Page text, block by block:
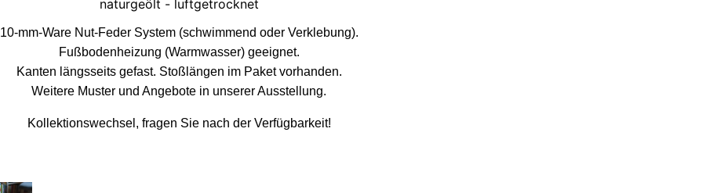
naturgeölt - luftgetrocknet
10-mm-Ware Nut-Feder System (schwimmend oder Verklebung).
Fußbodenheizung (Warmwasser) geeignet.
Kanten längsseits gefast. Stoßlängen im Paket vorhanden.
Weitere Muster und Angebote in unserer Ausstellung.
Kollektionswechsel, fragen Sie nach der Verfügbarkeit!